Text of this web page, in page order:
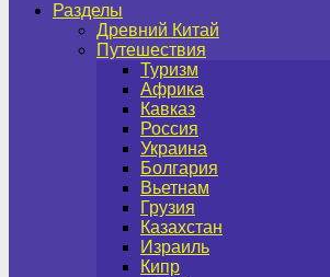
Разделы
Древний Китай
Путешествия
Туризм
Африка
Кавказ
Россия
Украина
Болгария
Вьетнам
Грузия
Казахстан
Израиль
Кипр